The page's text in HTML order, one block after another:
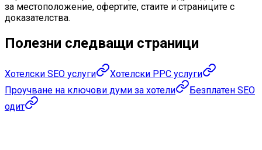
за местоположение, офертите, стаите и страниците с
доказателства.
Полезни следващи страници
Хотелски SEO услуги
Хотелски PPC услуги
Проучване на ключови думи за хотели
Безплатен SEO
одит